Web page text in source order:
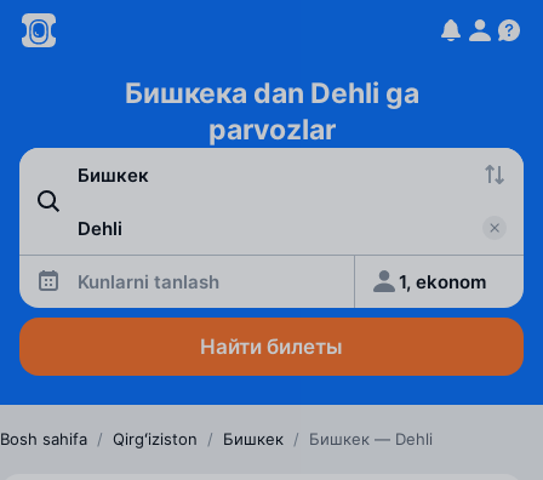
Бишкека dan Dehli ga
parvozlar
Kunlarni tanlash 1, ekonom
Найти билеты
Bosh sahifa / Qirgʻiziston / Бишкек / Бишкек — Dehli